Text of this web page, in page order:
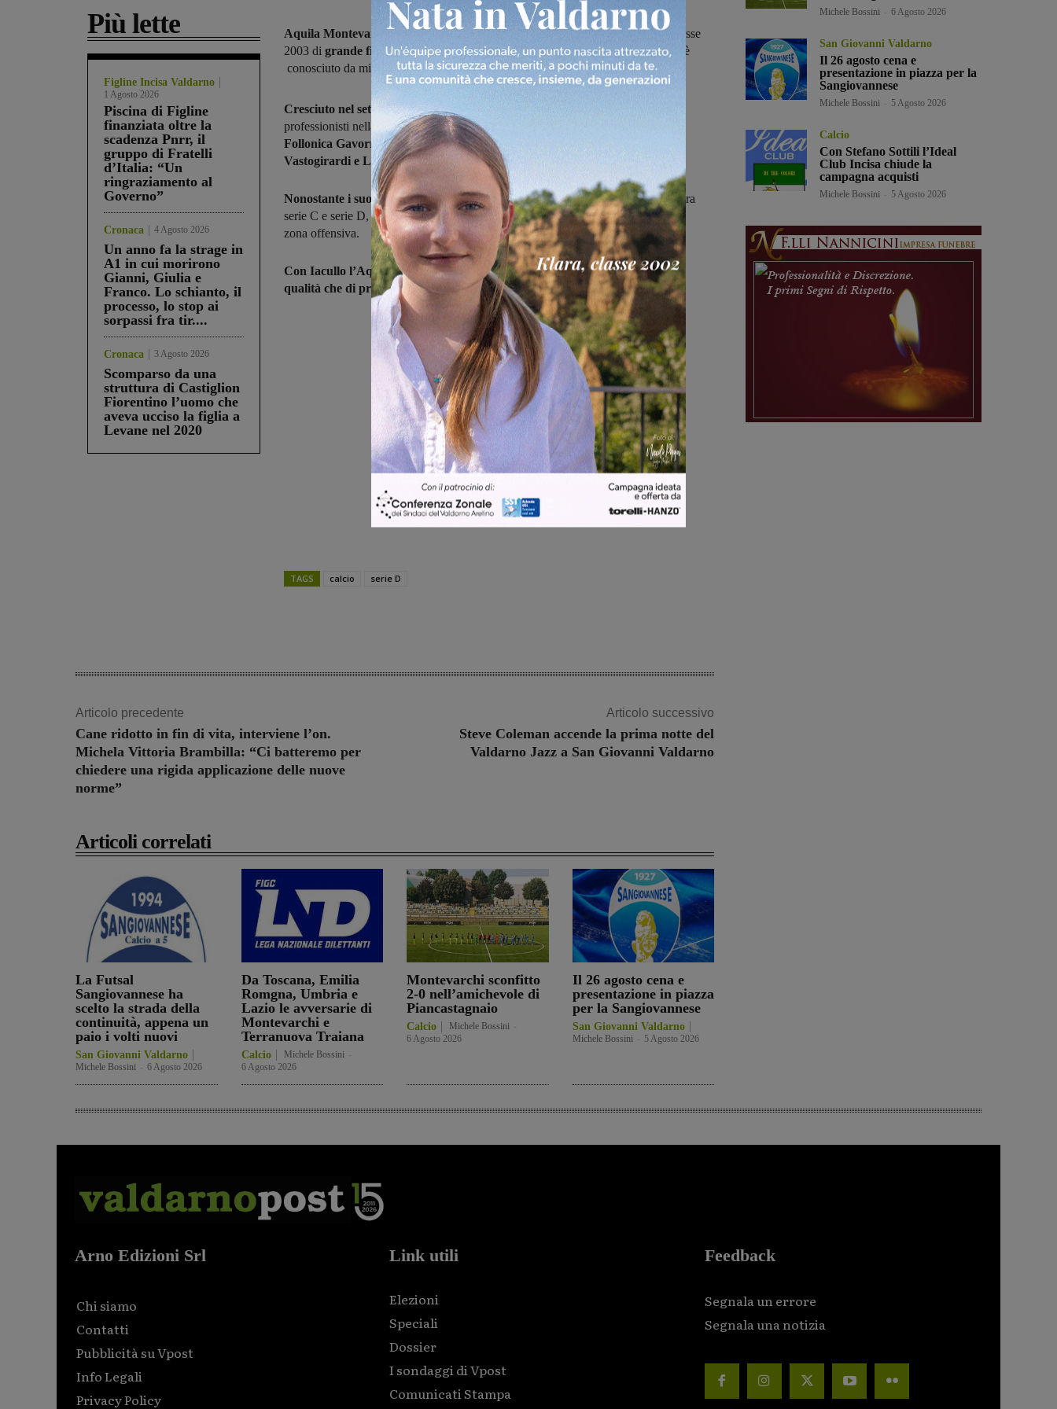
Più lette
Figline Incisa Valdarno
1 Agosto 2026
Piscina di Figline
finanziata oltre la
scadenza Pnrr, il
gruppo di Fratelli
d’Italia: “Un
ringraziamento al
Governo”
Cronaca 4 Agosto 2026
Un anno fa la strage in
A1 in cui morirono
Gianni, Giulia e
Franco. Lo schianto, il
processo, lo stop ai
sorpassi fra tir....
Cronaca 3 Agosto 2026
Scomparso da una
struttura di Castiglion
Fiorentino l’uomo che
aveva ucciso la figlia a
Levane nel 2020
Aquila Montevarchi ha tesserato Federico Iacullo,centrocampista centrale classe
2003 di grande fisicità e presenza,forte dei suoi 186 cm di altezza. Il giocatore è
conosciuto da mister Marmorini, che lo ha già allenato a Vastogirardi,
Cresciuto nel settore giovanile del Potenza,dove ha anche esordito nei
professionisti nella stagione 2020-2o21, ha poi indossato le maglie di
Follonica Gavorrano, prima di distinguersi nelle ultime due stagioni
Vastogirardi e L’Aquila.
Nonostante i suoi 21 anni, Iacullo ha già collezionato 83 presenze complessive tra
serie C e serie D, arricchite da 6 reti, a testimonianza della sua efficacia anche in
zona offensiva.
Con Iacullo l’Aquilaarricchire il reparto mediano rossoblù sia intermini di
qualità che di prestanza fisica.
TAGS calcio serie D
Articolo precedente
Cane ridotto in fin di vita, interviene l’on.
Michela Vittoria Brambilla: “Ci batteremo per
chiedere una rigida applicazione delle nuove
norme”
Articolo successivo
Steve Coleman accende la prima notte del
Valdarno Jazz a San Giovanni Valdarno
Articoli correlati
La Futsal
Sangiovannese ha
scelto la strada della
continuità, appena un
paio i volti nuovi
San Giovanni Valdarno
Michele Bossini 6 Agosto 2026
Da Toscana, Emilia
Romgna, Umbria e
Lazio le avversarie di
Montevarchi e
Terranuova Traiana
Calcio Michele Bossini
6 Agosto 2026
Montevarchi sconfitto
2-0 nell’amichevole di
Piancastagnaio
Calcio Michele Bossini
6 Agosto 2026
Il 26 agosto cena e
presentazione in piazza
per la Sangiovannese
San Giovanni Valdarno
Michele Bossini 5 Agosto 2026
Michele Bossini 6 Agosto 2026
San Giovanni Valdarno
Il 26 agosto cena e
presentazione in piazza per la
Sangiovannese
Michele Bossini 5 Agosto 2026
Calcio
Con Stefano Sottili l’Ideal
Club Incisa chiude la
campagna acquisti
Michele Bossini 5 Agosto 2026
Arno Edizioni Srl
Chi siamo
Contatti
Pubblicità su Vpost
Info Legali
Privacy Policy
Link utili
Elezioni
Speciali
Dossier
I sondaggi di Vpost
Comunicati Stampa
Feedback
Segnala un errore
Segnala una notizia